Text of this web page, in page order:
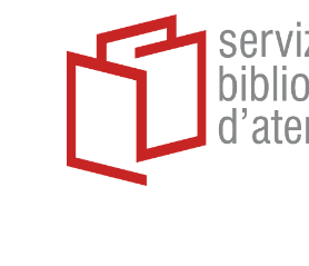
Margherita Sarfatti, Savinio, Flavia
Thovez, Mario Tobino, Varaldo,
Annie Vivanti, Yambo, Zuccoli, Zoppi.
collezionistica di Bortone non è
esercizio intellettuale arricchito dalla
e rispetto per la materialità del libro,
complesso impegno culturale e civile
della storia culturale del Novecento
continuazione all'attività svolta presso